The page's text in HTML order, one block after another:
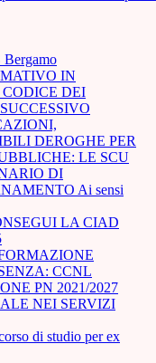
Bergamo
IN
DEI
DEROGHE PER
LE SCU
DI
Ai sensi
LA CIAD
CCNL
PN 2021/2027
NEI SERVIZI
di studio per ex